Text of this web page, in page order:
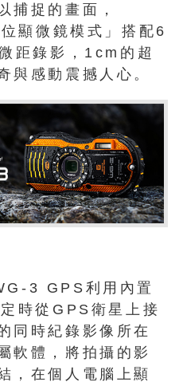
捕捉的畫面，
顯微鏡模式」搭配6
距錄影，1cm的超
與感動震撼人心。
3 GPS利用內置
時從GPS衛星上接
同時紀錄影像所在
軟體，將拍攝的影
，在個人電腦上顯